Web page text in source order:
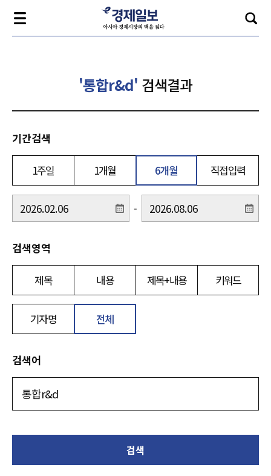
'통합r&d' 검색결과
기간검색
1주일 1개월 6개월 직접입력
-
검색영역
제목 내용 제목+내용 키워드
기자명 전체
검색어
검색